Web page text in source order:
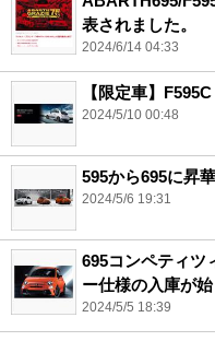
表されました。
2024/6/14 04:33
【限定車】
2024/5/10 00:48
595から695に昇
2024/5/6 19:31
695コンペティツ
ー仕様の入庫が始
2024/5/5 18:39